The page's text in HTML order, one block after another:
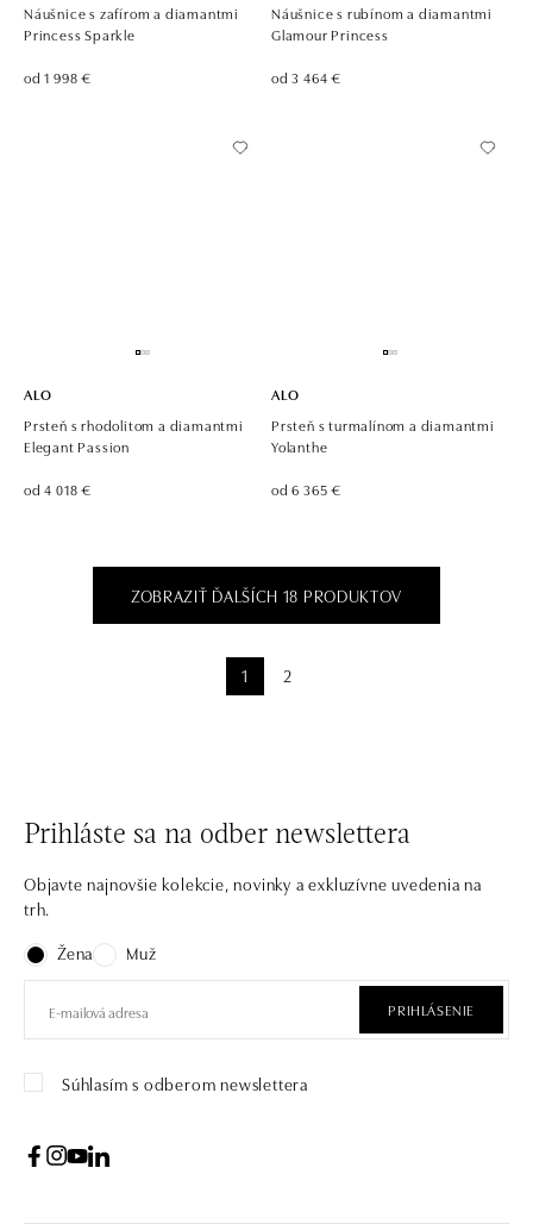
Náušnice s zafírom a diamantmi
Princess Sparkle
od 1 998 €
Náušnice s rubínom a diamantmi
Glamour Princess
od 3 464 €
ALO
Prsteň s rhodolitom a diamantmi
Elegant Passion
od 4 018 €
ALO
Prsteň s turmalínom a diamantmi
Yolanthe
od 6 365 €
ZOBRAZIŤ ĎALŠÍCH 18 PRODUKTOV
1 2
Prihláste sa na odber newslettera
Objavte najnovšie kolekcie, novinky a exkluzívne uvedenia na
trh.
Žena
Muž
PRIHLÁSENIE
Súhlasím s odberom newslettera